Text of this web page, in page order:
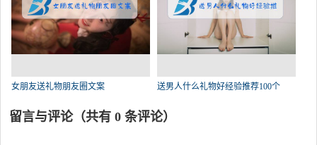
女朋友送礼物朋友圈文案 送男人什么礼物好经验推荐100个
留言与评论（共有 0 条评论）